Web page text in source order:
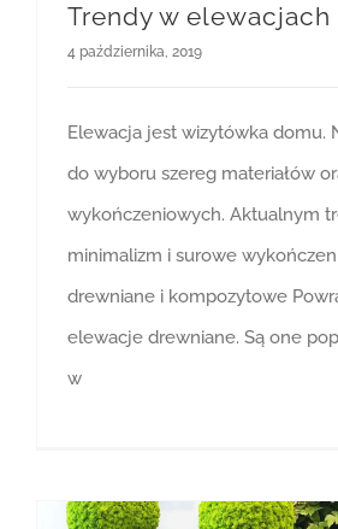
Trendy w elewacjach
4 października, 2019
Elewacja jest wizytówka domu.
do wyboru szereg materiałów
wykończeniowych. Aktualnym
minimalizm i surowe
drewniane i kompozytowe
elewacje drewniane. Są one
w